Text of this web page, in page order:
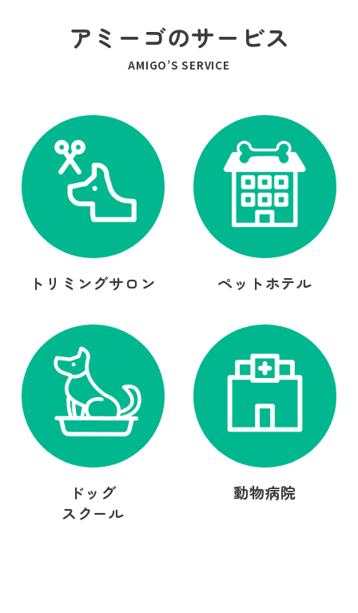
アミーゴのサービス
AMIGO’S SERVICE
トリミングサロン ペットホテル
ドッグ
スクール
動物病院